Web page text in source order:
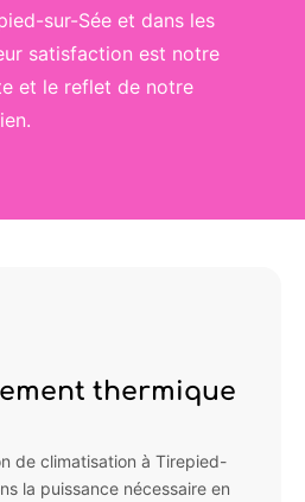
sur-Sée et dans les
satisfaction est notre
et le reflet de notre
thermique
de climatisation à Tirepied-
la puissance nécessaire en